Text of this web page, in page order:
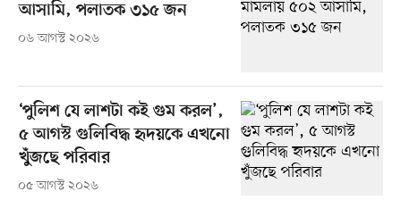
আসামি, পলাতক ৩১৫ জন
০৬ আগস্ট ২০২৬
‘পুলিশ যে লাশটা কই গুম করল’,
৫ আগস্ট গুলিবিদ্ধ হৃদয়কে এখনো
খুঁজছে পরিবার
০৫ আগস্ট ২০২৬